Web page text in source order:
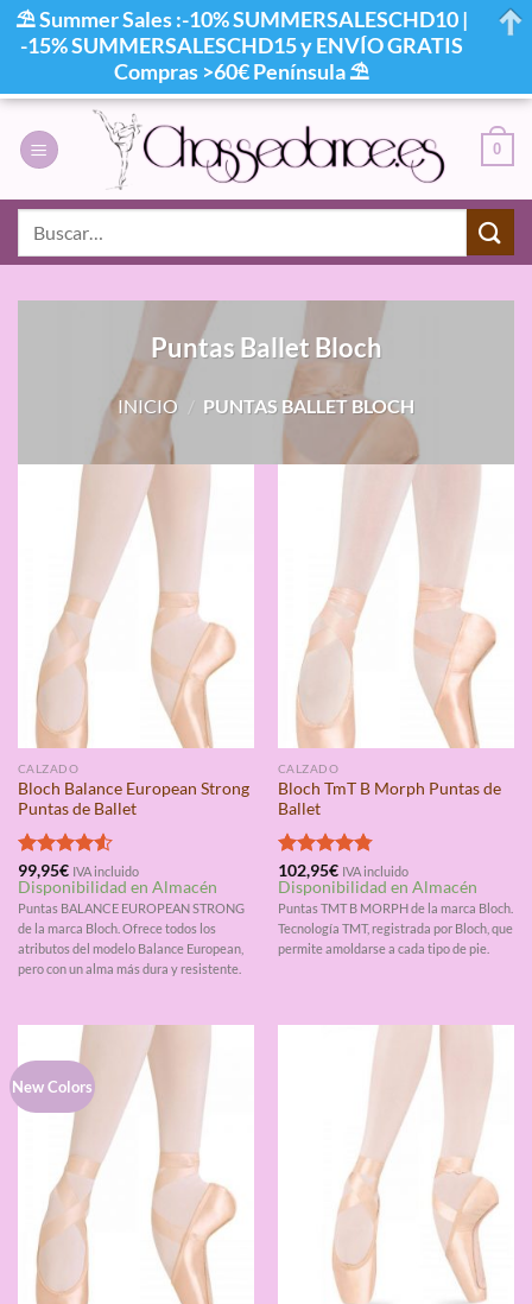
contenido
0
Puntas Ballet Bloch
INICIO / PUNTAS BALLET BLOCH
CALZADO
Bloch Balance European Strong
Puntas de Ballet
Valorado
con4.50
de 5
99,95€ IVA incluido
Disponibilidad en Almacén
Puntas BALANCE EUROPEAN STRONG
de la marca Bloch. Ofrece todos los
atributos del modelo Balance European,
pero con un alma más dura y resistente.
CALZADO
Bloch TmT B Morph Puntas de
Ballet
Valorado
con4.75
de 5
102,95€ IVA incluido
Disponibilidad en Almacén
Puntas TMT B MORPH de la marca Bloch.
Tecnología TMT, registrada por Bloch, que
permite amoldarse a cada tipo de pie.
New Colors
⛱ Summer Sales :-10% SUMMERSALESCHD10 |
-15% SUMMERSALESCHD15 y ENVÍO GRATIS
Compras >60€ Península ⛱